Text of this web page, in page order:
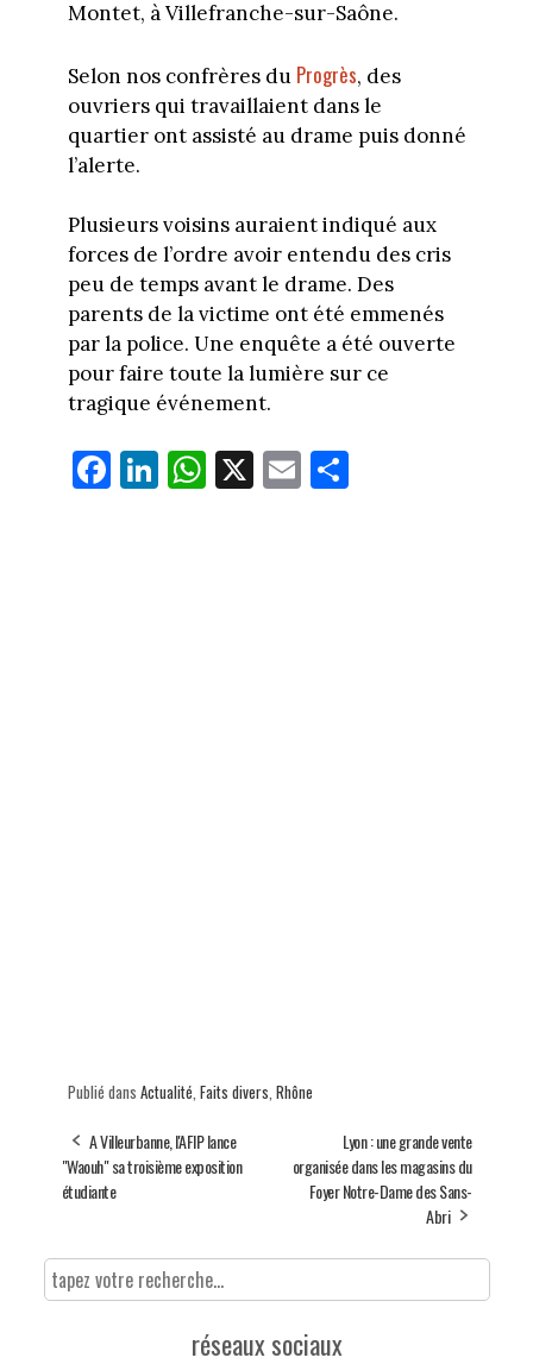
Montet, à Villefranche-sur-Saône.
Selon nos confrères du Progrès, des
ouvriers qui travaillaient dans le
quartier ont assisté au drame puis donné
l’alerte.
Plusieurs voisins auraient indiqué aux
forces de l’ordre avoir entendu des cris
peu de temps avant le drame. Des
parents de la victime ont été emmenés
par la police. Une enquête a été ouverte
pour faire toute la lumière sur ce
tragique événement.
Fa
ce
Li
nk
W
ha
X E
m
Pa
rt
Publié dans Actualité Faits divers Rhône
A Villeurbanne, l'AFIP lance
"Waouh" sa troisième exposition
étudiante
Lyon : une grande vente
organisée dans les magasins du
Foyer Notre-Dame des Sans-
Abri
réseaux sociaux